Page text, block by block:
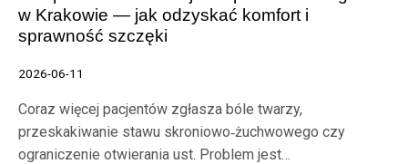
w Krakowie — jak odzyskać komfort i
sprawność szczęki
2026-06-11
Coraz więcej pacjentów zgłasza bóle twarzy,
przeskakiwanie stawu skroniowo‑żuchwowego czy
ograniczenie otwierania ust. Problem jest…